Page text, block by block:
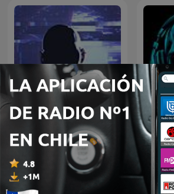
Oculto tras la sombra
Juan Jesús Vallejo